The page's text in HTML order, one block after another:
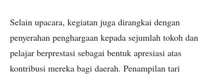
Selain upacara, kegiatan juga dirangkai dengan
penyerahan penghargaan kepada sejumlah tokoh dan
pelajar berprestasi sebagai bentuk apresiasi atas
kontribusi mereka bagi daerah. Penampilan tari